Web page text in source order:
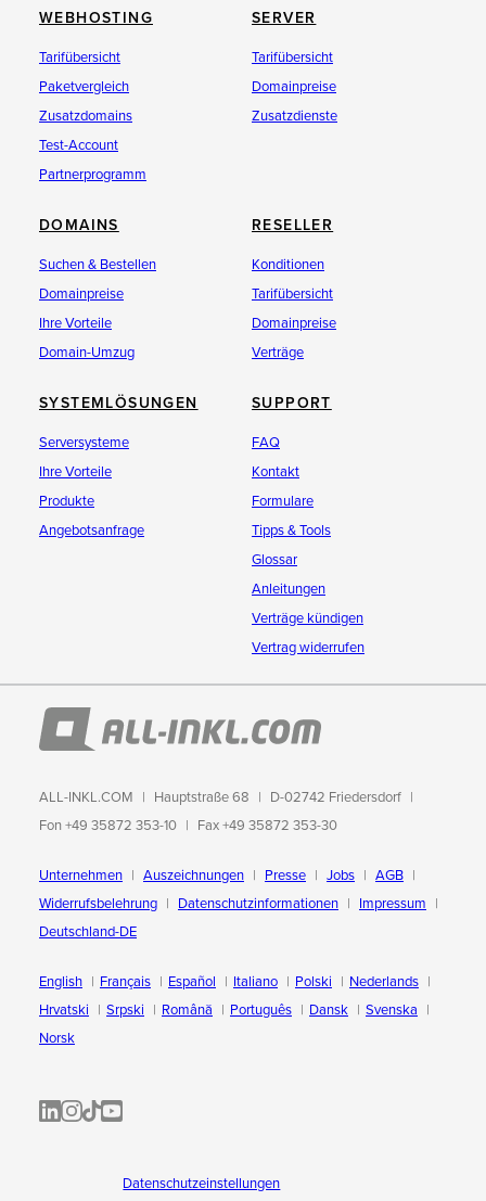
WEBHOSTING
Tarifübersicht
Paketvergleich
Zusatzdomains
Test-Account
Partnerprogramm
SERVER
Tarifübersicht
Domainpreise
Zusatzdienste
DOMAINS
Suchen & Bestellen
Domainpreise
Ihre Vorteile
Domain-Umzug
RESELLER
Konditionen
Tarifübersicht
Domainpreise
Verträge
SYSTEMLÖSUNGEN
Serversysteme
Ihre Vorteile
Produkte
Angebotsanfrage
SUPPORT
FAQ
Kontakt
Formulare
Tipps & Tools
Glossar
Anleitungen
Verträge kündigen
Vertrag widerrufen
ALL-INKL.COM Hauptstraße 68
D-02742 Friedersdorf
Fon +49 35872 353-10
Fax +49 35872 353-30
Unternehmen Auszeichnungen Presse Jobs
AGB
Widerrufsbelehrung
Datenschutzinformationen
Impressum
Deutschland-DE
English Français Español Italiano Polski
Nederlands
Hrvatski
Srpski Română Português Dansk
Svenska
Norsk
ALL-INKL.COM | LinkedIn
ALL-INKL.COM • Instagram photos and videos
ALL-INKL.COM | TikTok
ALLINKL.COM - YouTube
Datenschutzeinstellungen